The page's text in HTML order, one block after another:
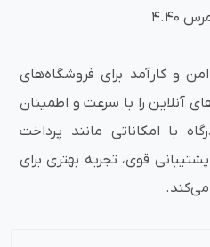
4.40
امن و کارآمد برای فروشگاه‌های
آنلاین را با سرعت و اطمینان
با امکاناتی مانند پرداخت
قوی، تجربه بهتری برای
می‌کند.